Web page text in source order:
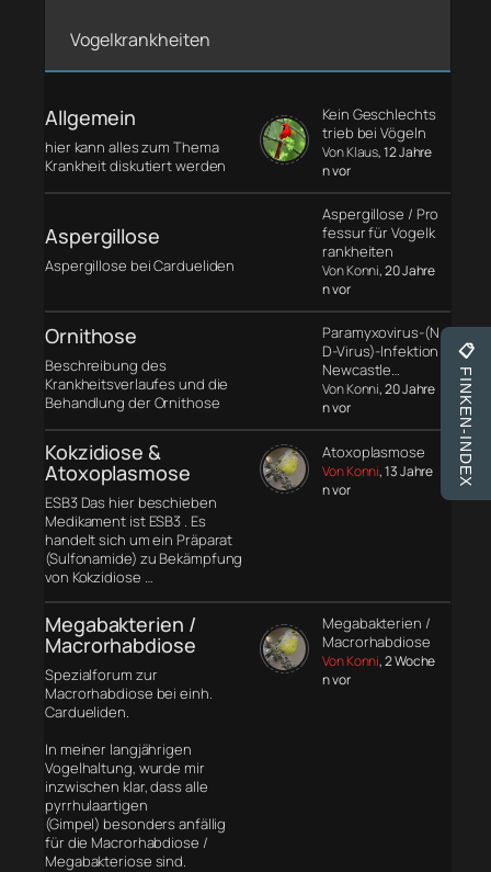
Vogelkrankheiten
Allgemein
hier kann alles zum Thema
Krankheit diskutiert werden
Kein Geschlechts
trieb bei Vögeln
Von Klaus, 12 Jahre
n vor
Aspergillose
Aspergillose bei Cardueliden
Aspergillose / Pro
fessur für Vogelk
rankheiten
Von Konni, 20 Jahre
n vor
Ornithose
Beschreibung des
Krankheitsverlaufes und die
Behandlung der Ornithose
Paramyxovirus-(N
D-Virus)-Infektion
Newcastle…
Von Konni, 20 Jahre
n vor
Kokzidiose &
Atoxoplasmose
ESB3 Das hier beschieben
Medikament ist ESB3 . Es
handelt sich um ein Präparat
(Sulfonamide) zu Bekämpfung
von Kokzidiose …
Atoxoplasmose
Von Konni, 13 Jahre
n vor
Megabakterien /
Macrorhabdiose
Spezialforum zur
Macrorhabdiose bei einh.
Cardueliden.
In meiner langjährigen
Vogelhaltung, wurde mir
inzwischen klar, dass alle
pyrrhulaartigen
(Gimpel) besonders anfällig
für die Macrorhabdiose /
Megabakteriose sind.
Megabakterien /
Macrorhabdiose
Von Konni, 2 Woche
n vor
📋
FINKEN-INDEX